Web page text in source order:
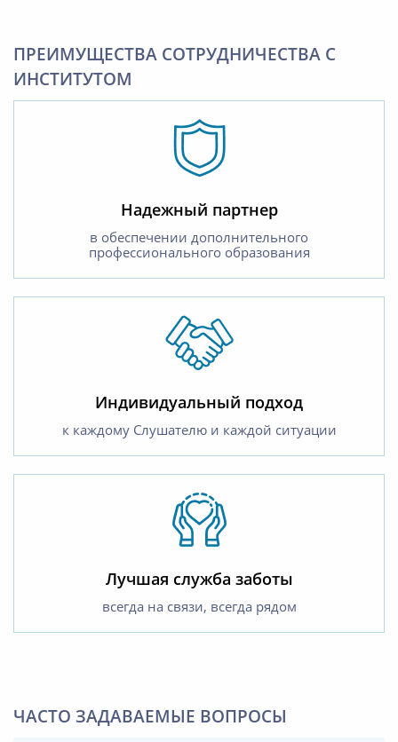
ПРЕИМУЩЕСТВА СОТРУДНИЧЕСТВА С
ИНСТИТУТОМ
Надежный партнер
в обеспечении дополнительного
профессионального образования
Индивидуальный подход
к каждому Слушателю и каждой ситуации
Лучшая служба заботы
всегда на связи, всегда рядом
ЧАСТО ЗАДАВАЕМЫЕ ВОПРОСЫ